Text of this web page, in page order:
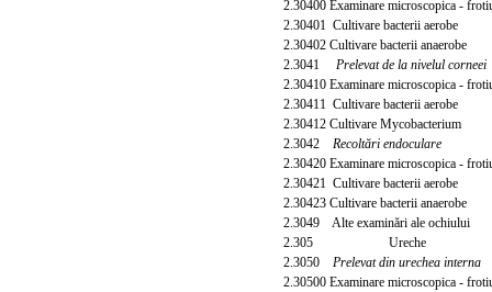
2.30400 Examinare microscopica -
2.30401 Cultivare bacterii aerobe
2.30402 Cultivare bacterii anaerobe
2.3041 Prelevat de la nivelul corneei
2.30410 Examinare microscopica -
2.30411 Cultivare bacterii aerobe
2.30412 Cultivare Mycobacterium
2.3042 Recoltări endoculare
2.30420 Examinare microscopica -
2.30421 Cultivare bacterii aerobe
2.30423 Cultivare bacterii anaerobe
2.3049 Alte examinări ale ochiului
2.305 Ureche
2.3050 Prelevat din urechea interna
2.30500 Examinare microscopica -